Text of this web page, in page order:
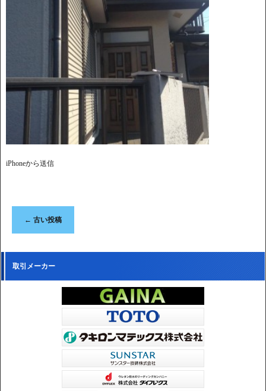
iPhoneから送信
← 古い投稿
取引メーカー